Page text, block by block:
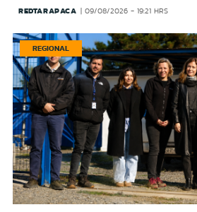
REDTARAPACA 09/08/2026 - 19:21 HRS
REGIONAL